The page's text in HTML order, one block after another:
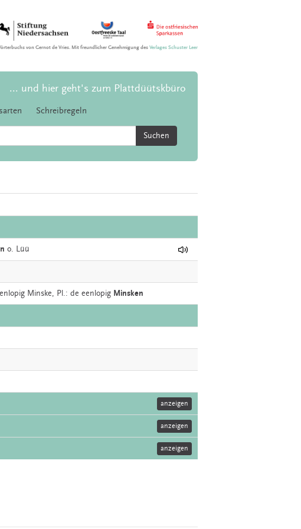
von Gernot de Vries. Mit freundlicher Genehmigung desVerlages Schuster Leer
... und hier geht's zum Plattdüütskbüro
Schreibregeln
Suchen
o. Lüü
Minske, Pl.: de eenlopig Minsken
anzeigen
anzeigen
anzeigen